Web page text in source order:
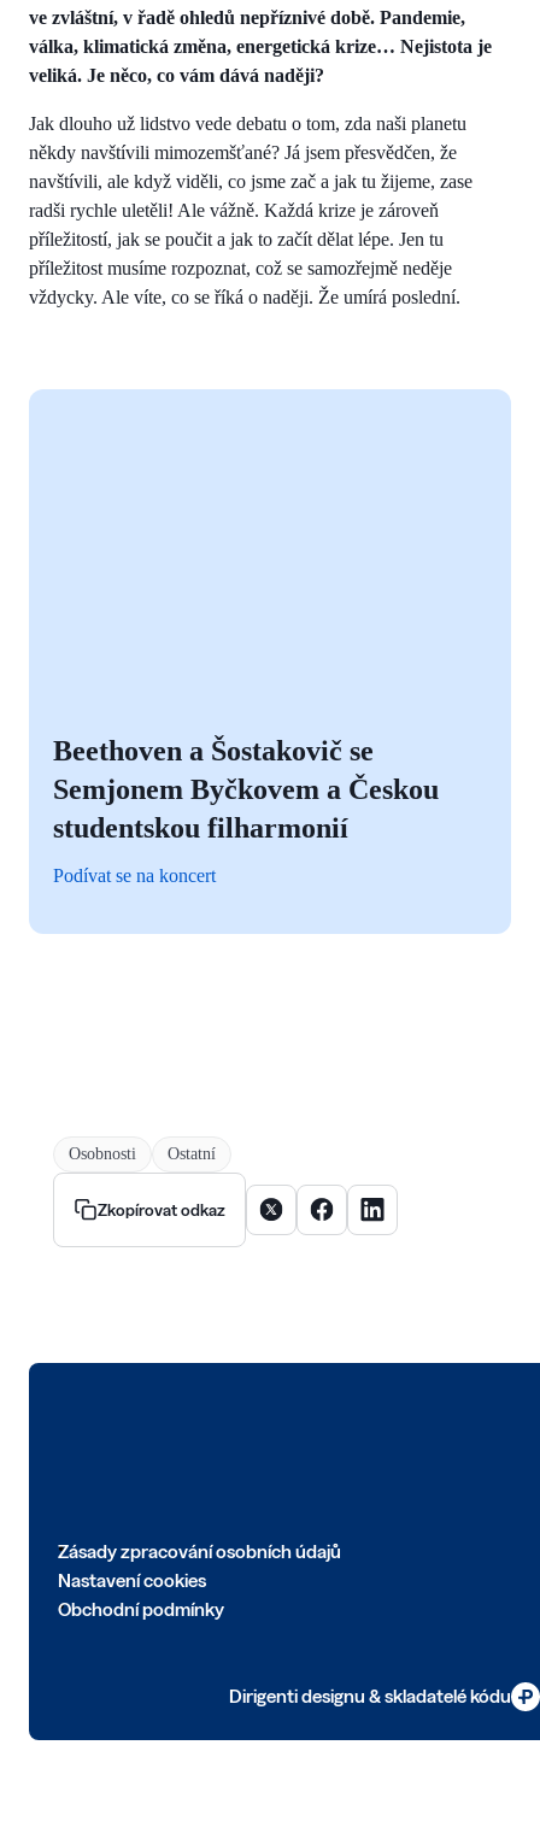
ve zvláštní, v řadě ohledů nepříznivé době. Pandemie,
válka, klimatická změna, energetická krize… Nejistota je
veliká. Je něco, co vám dává naději?
Jak dlouho už lidstvo vede debatu o tom, zda naši planetu
někdy navštívili mimozemšťané? Já jsem přesvědčen, že
navštívili, ale když viděli, co jsme zač a jak tu žijeme, zase
radši rychle uletěli! Ale vážně. Každá krize je zároveň
příležitostí, jak se poučit a jak to začít dělat lépe. Jen tu
příležitost musíme rozpoznat, což se samozřejmě neděje
vždycky. Ale víte, co se říká o naději. Že umírá poslední.
Beethoven a Šostakovič se
Semjonem Byčkovem a Českou
studentskou filharmonií
Podívat se na koncert
Osobnosti Ostatní
Zkopírovat odkaz Sdílet článek na X
Sdílet článek na Facebooku
Sdílet článek na
Zásady zpracování osobních údajů
Nastavení cookies
Obchodní podmínky
Dirigenti designu & skladatelé kódu